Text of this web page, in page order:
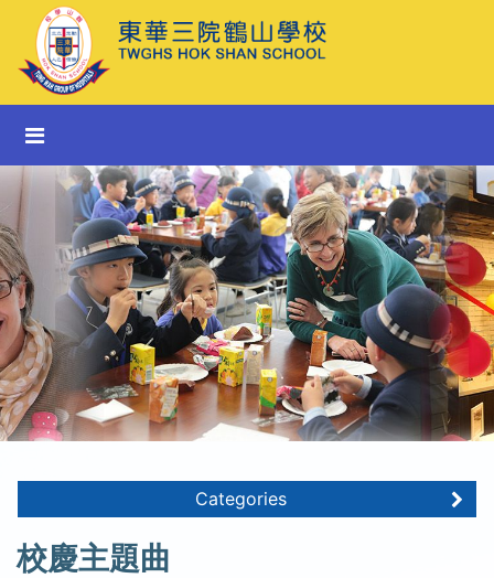
Categories
校慶主題曲